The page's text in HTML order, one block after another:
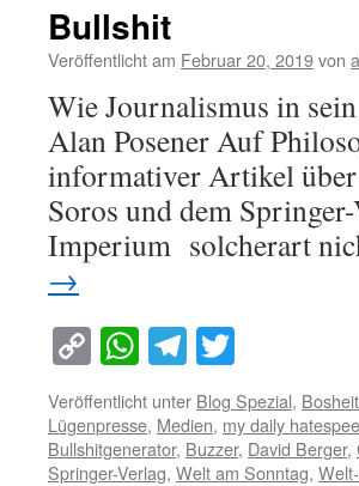
Bullshit
Veröffentlicht am Februar 20, 2019von
Wie Journalismus in
Alan Posener Auf
informativer Artikel über
Soros und dem
Imperium solcherart
→
Copy
Link
WhatsApp
Telegram
Veröffentlicht unter Blog Spezial,
Lügenpresse, Medien, my daily
Bullshitgenerator, Buzzer, David Berger,
Springer-Verlag, Welt am Sonntag,